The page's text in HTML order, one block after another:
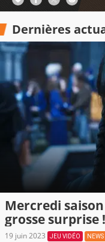
Dernières
Mercredi
grosse surprise !
19 juin 2023 JEU VIDÉO NEWS